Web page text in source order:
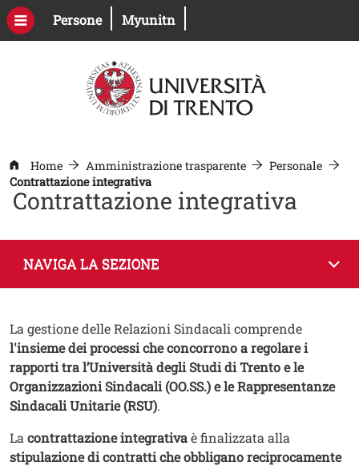
Salta al contenuto principale
PersoneApri il link in una nuova finestra
MyunitnApri il link in una nuova
Home Amministrazione trasparente
Personale
Contrattazione integrativa
Contrattazione integrativa
Contenuto
Testo
La gestione delle Relazioni Sindacali comprende
l'insieme dei processi che concorrono a regolare i
rapporti tra l’Università degli Studi di Trento e le
Organizzazioni Sindacali (OO.SS.) e le Rappresentanze
Sindacali Unitarie (RSU).
La contrattazione integrativaè finalizzata alla
stipulazione di contratti che obbligano reciprocamente
NAVIGA LA SEZIONE